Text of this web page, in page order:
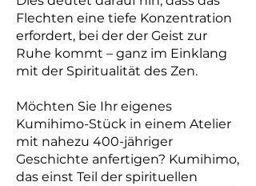
Flechten eine tiefe Konzentration
erfordert, bei der der Geist zur
Ruhe kommt – ganz im Einklang
mit der Spiritualität des Zen.
Möchten Sie Ihr eigenes
Kumihimo-Stück in einem Atelier
mit nahezu 400-jähriger
Geschichte anfertigen? Kumihimo,
das einst Teil der spirituellen